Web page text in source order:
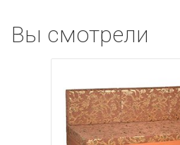
Вы смотрели